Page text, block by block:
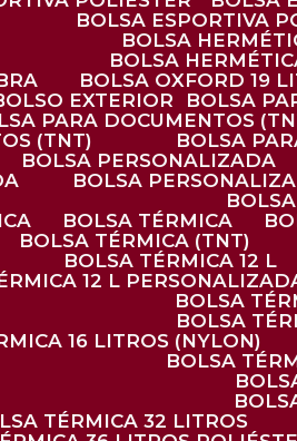
BOLSA ESPORTIVA
BOLSA
BOLSA
BOLSA OXFORD 19
EXTERIOR
BOLSA
PARA DOCUMENTOS
(TNT)
BOLSA
BOLSA PERSONALIZADA
BOLSA
BOLSA TÉRMICA
BOLSA TÉRMICA (TNT)
BOLSA TÉRMICA 12 L
12 L
BOLSA
BOLSA
16 LITROS (NYLON)
BOLSA
TÉRMICA 32 LITROS